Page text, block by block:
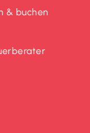
& buchen